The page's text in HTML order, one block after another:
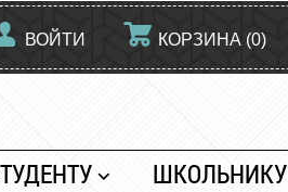
ВОЙТИ КОРЗИНА (0)
ШКОЛЬНИКУ